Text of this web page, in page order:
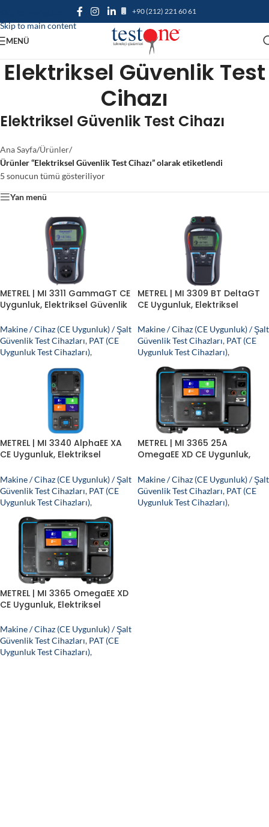
Skip to main content
+90 (212) 221 60 61
MENÜ
Elektriksel Güvenlik Test
Cihazı
Elektriksel Güvenlik Test Cihazı
Ana Sayfa/Ürünler/
Ürünler “Elektriksel Güvenlik Test Cihazı” olarak etiketlendi
5 sonucun tümü gösteriliyor
Yan menü
METREL | MI 3311 GammaGT CE
Uygunluk, Elektriksel Güvenlik
Makine / Cihaz (CE Uygunluk) / Şalt
Güvenlik Test Cihazları, PAT (CE
Uygunluk Test Cihazları),
METREL | MI 3309 BT DeltaGT
CE Uygunluk, Elektriksel
Makine / Cihaz (CE Uygunluk) / Şalt
Güvenlik Test Cihazları, PAT (CE
Uygunluk Test Cihazları),
METREL | MI 3340 AlphaEE XA
CE Uygunluk, Elektriksel
Makine / Cihaz (CE Uygunluk) / Şalt
Güvenlik Test Cihazları, PAT (CE
Uygunluk Test Cihazları),
METREL | MI 3365 25A
OmegaEE XD CE Uygunluk,
Test Cihazı
Makine / Cihaz (CE Uygunluk) / Şalt
Güvenlik Test Cihazları, PAT (CE
Uygunluk Test Cihazları),
METREL | MI 3365 OmegaEE XD
CE Uygunluk, Elektriksel
Makine / Cihaz (CE Uygunluk) / Şalt
Güvenlik Test Cihazları, PAT (CE
Uygunluk Test Cihazları),